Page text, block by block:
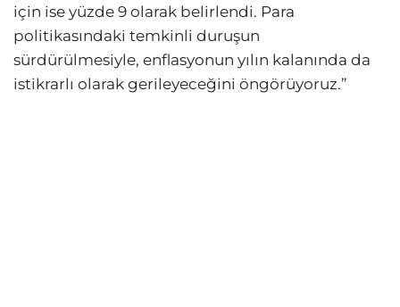
için ise yüzde 9 olarak belirlendi. Para
politikasındaki temkinli duruşun
sürdürülmesiyle, enflasyonun yılın kalanında da
istikrarlı olarak gerileyeceğini öngörüyoruz.”